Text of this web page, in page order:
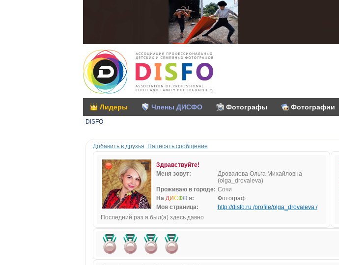
Лидеры Члены ДИСФО Фотографы Фотографии
DISFO
Добавить в друзья Написать сообщение
Здравствуйте!
Меня зовут:
Дровалева Ольга Михайловна
(olga_drovaleva)
Проживаю в городе: Сочи
На ДИСФОя:
Фотограф
Моя страница:
http://disfo.ru /profile/olga_drovaleva /
Последний раз я был(а) здесь давно